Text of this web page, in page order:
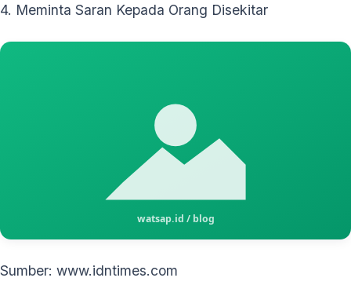
4. Meminta Saran Kepada Orang Disekitar
Sumber: www.idntimes.com